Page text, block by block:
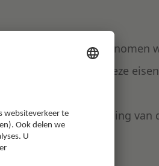
referentie-eisen opgenomen
Een van deze
en bouwbegeleiding van